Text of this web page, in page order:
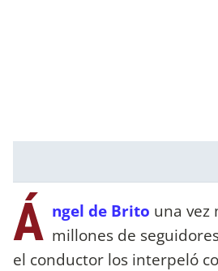
Á ngel de Brito una vez
millones de
el conductor los interpeló